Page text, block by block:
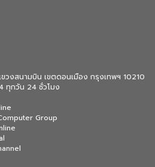
วงสนามบิน เขตดอนเมือง กรุงเทพฯ 10210
ทุกวัน 24 ชั่วโมง
Group